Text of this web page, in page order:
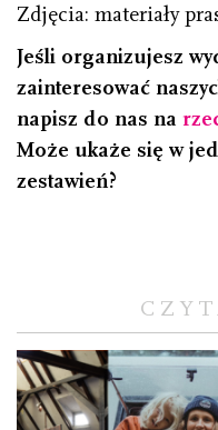
Zdjęcia: materiały
Jeśli organizujesz
zainteresować
napisz do nas na
Może ukaże się w
zestawień?